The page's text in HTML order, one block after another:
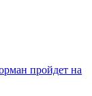
пройдет на